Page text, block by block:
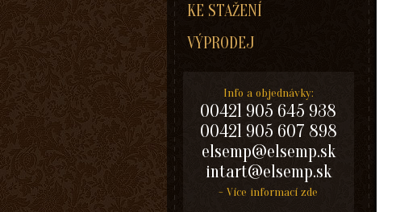
KE STAŽENÍ
VÝPRODEJ
Info a objednávky:
00421 905 645 938
00421 905 607 898
elsemp@elsemp.sk
intart@elsemp.sk
- Více informací zde